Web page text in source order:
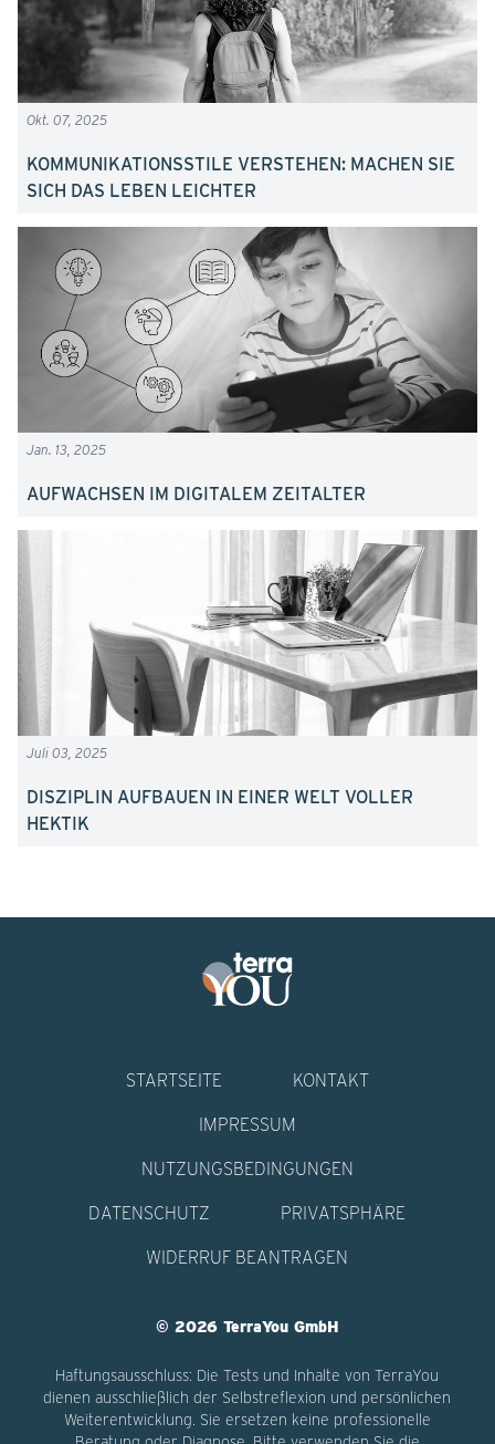
Okt. 07, 2025
KOMMUNIKATIONSSTILE VERSTEHEN: MACHEN SIE
SICH DAS LEBEN LEICHTER
Jan. 13, 2025
AUFWACHSEN IM DIGITALEM ZEITALTER
Juli 03, 2025
DISZIPLIN AUFBAUEN IN EINER WELT VOLLER
HEKTIK
STARTSEITE KONTAKT
IMPRESSUM
NUTZUNGSBEDINGUNGEN
DATENSCHUTZ PRIVATSPHÄRE
WIDERRUF BEANTRAGEN
© 2026 TerraYou GmbH
Haftungsausschluss: Die Tests und Inhalte von TerraYou
dienen ausschließlich der Selbstreflexion und persönlichen
Weiterentwicklung. Sie ersetzen keine professionelle